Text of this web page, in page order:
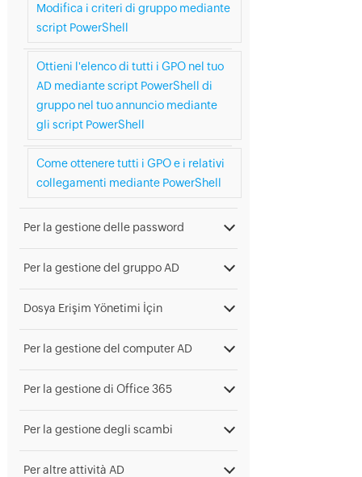
Modifica i criteri di gruppo mediante
script PowerShell
Ottieni l'elenco di tutti i GPO nel tuo
AD mediante script PowerShell di
gruppo nel tuo annuncio mediante
gli script PowerShell
Come ottenere tutti i GPO e i relativi
collegamenti mediante PowerShell
Per la gestione delle password
Per la gestione del gruppo AD
Dosya Erişim Yönetimi İçin
Per la gestione del computer AD
Per la gestione di Office 365
Per la gestione degli scambi
Per altre attività AD